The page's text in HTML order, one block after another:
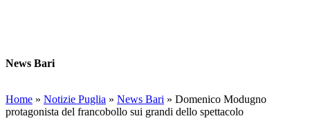
News Bari
Home » Notizie Puglia » News Bari » Domenico Modugno
protagonista del francobollo sui grandi dello spettacolo